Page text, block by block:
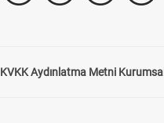
KVKK Aydınlatma Metni Kurumsal